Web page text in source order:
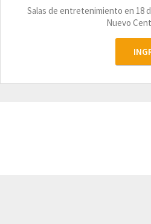
Salas de entretenimiento en 18
Nuevo